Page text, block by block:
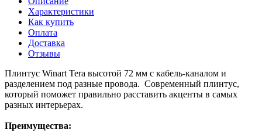
Характеристики
Как купить
Оплата
Доставка
Отзывы
Плинтус Winart Tera высотой 72 мм с кабель-каналом и
разделением под разные провода. Современный плинтус,
который поможет правильно расставить акценты в самых
разных интерьерах.
Преимущества: